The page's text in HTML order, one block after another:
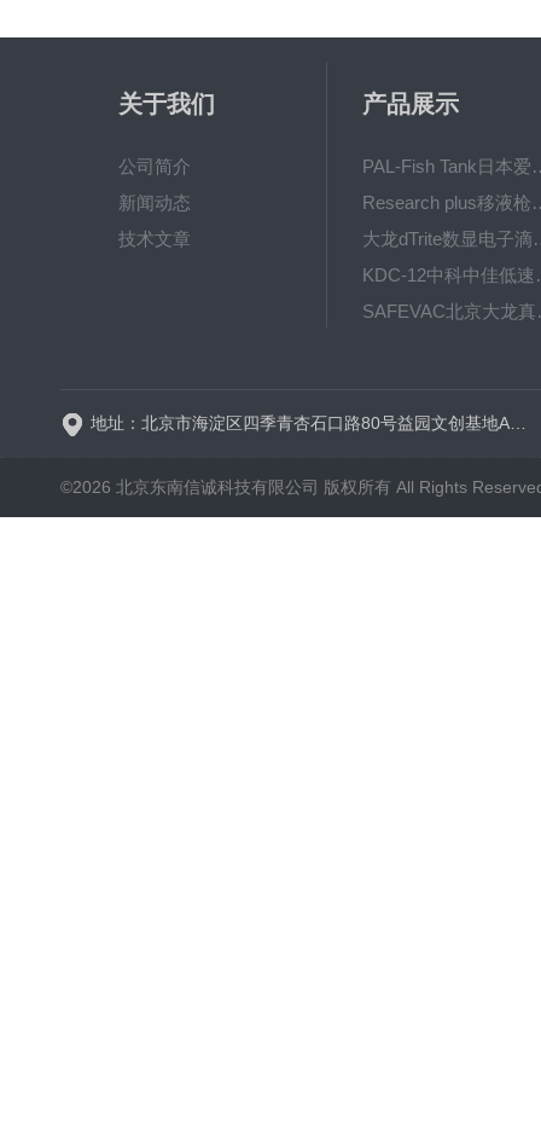
关于我们
公司简介
新闻动态
技术文章
产品展示
PAL-Fish Tank
Research plus
大龙dTrite
KDC-
©2026 北京东南信诚科技有限公司 版权所有 All Rights